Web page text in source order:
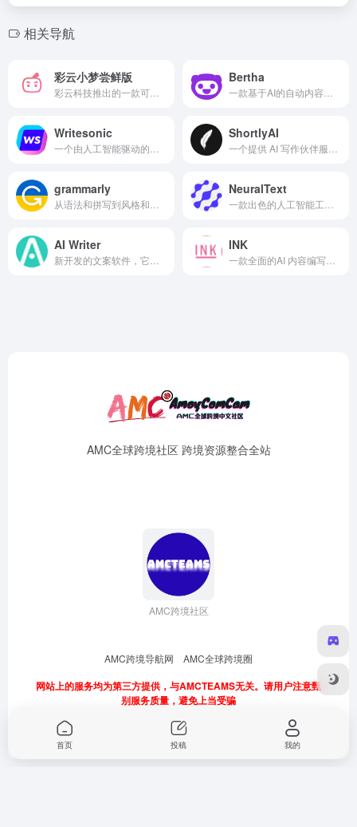
相关导航
彩云小梦尝鲜版 Bertha
Writesonic ShortlyAI
grammarly NeuralText
AI Writer INK
AMC全球跨境社区 跨境资源整合全站
AMC跨境社区
AMC跨境导航网 AMC全球跨境圈
网站上的服务均为第三方提供，与AMCTEAMS无关。请用户注意甄
别服务质量，避免上当受骗
首页 投稿 我的